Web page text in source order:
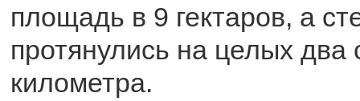
площадь в 9 гектаров, а
протянулись на целых два
километра.